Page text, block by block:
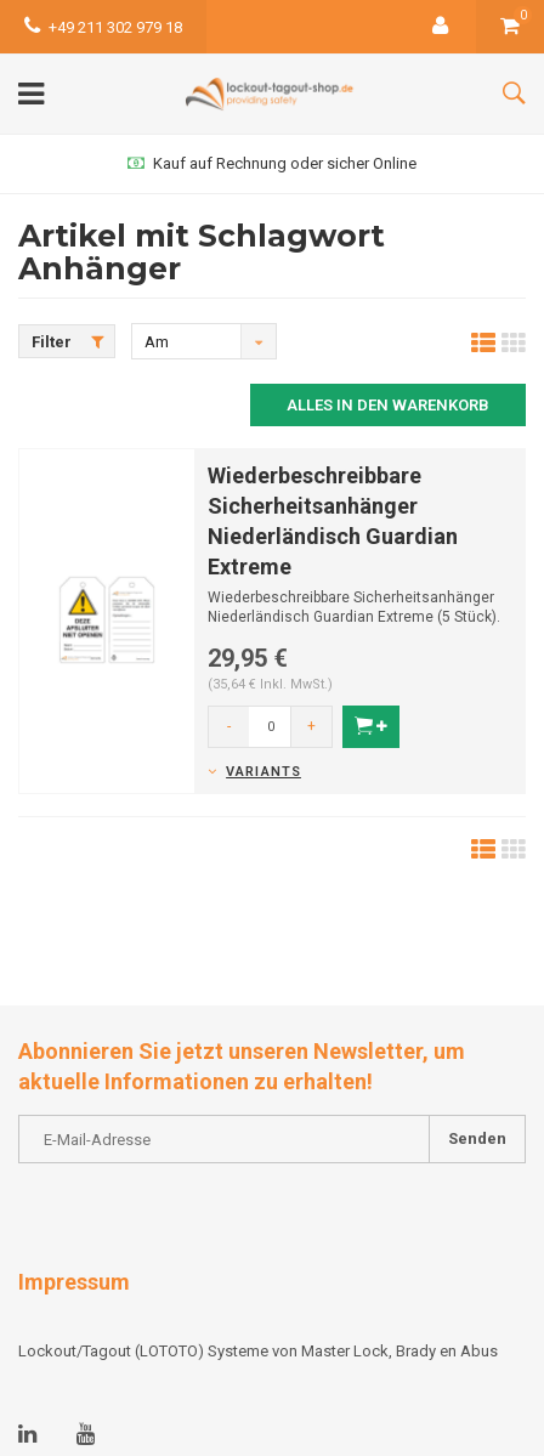
+49 211 302 979 18
0
Kauf auf Rechnung oder sicher Online
Artikel mit Schlagwort
Anhänger
Filter
Am
ALLES IN DEN WARENKORB
Wiederbeschreibbare
Sicherheitsanhänger
Niederländisch Guardian
Extreme
Wiederbeschreibbare Sicherheitsanhänger
Niederländisch Guardian Extreme (5 Stück).
29,95 €
(35,64 € Inkl. MwSt.)
- +
VARIANTS
Abonnieren Sie jetzt unseren Newsletter, um
aktuelle Informationen zu erhalten!
Senden
Impressum
Lockout/Tagout (LOTOTO) Systeme von Master Lock, Brady en Abus